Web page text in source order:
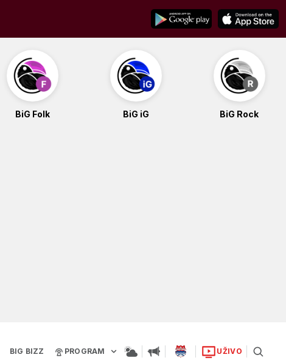
BiG Folk BiG iG BiG Rock
BIG BIZZ PROGRAM UŽIVO